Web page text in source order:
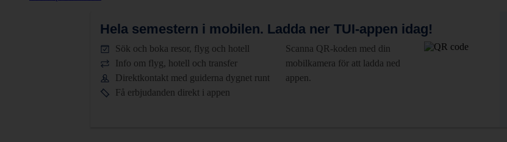
Hela semestern i mobilen. Ladda ner TUI-appen idag!
Sök och boka resor, flyg och hotell
Info om flyg, hotell och transfer
Direktkontakt med guiderna dygnet runt
Få erbjudanden direkt i appen
Scanna QR-koden med din
mobilkamera för att ladda ned
appen.